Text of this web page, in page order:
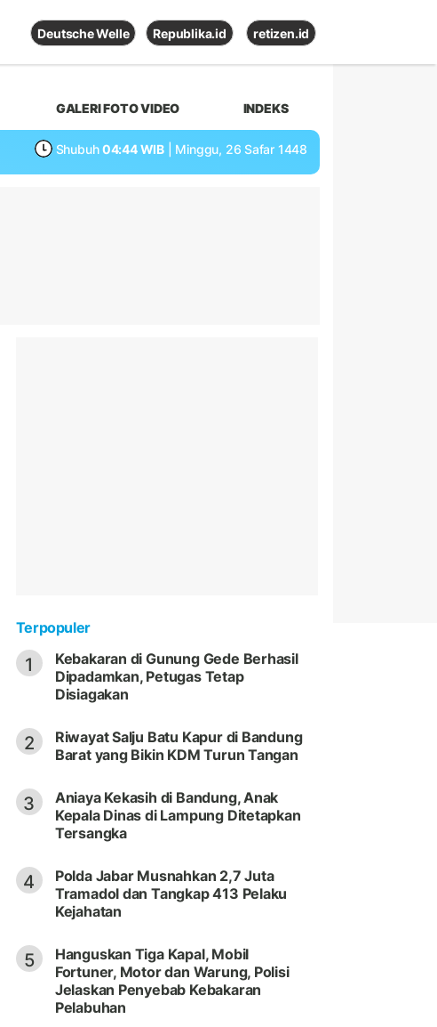
Deutsche Welle Republika.id retizen.id
GALERI FOTO VIDEO INDEKS
Shubuh 04:44 WIB | Minggu, 26 Safar 1448
Terpopuler
1
Kebakaran di Gunung Gede Berhasil
Dipadamkan, Petugas Tetap
Disiagakan
2
Riwayat Salju Batu Kapur di Bandung
Barat yang Bikin KDM Turun Tangan
3
Aniaya Kekasih di Bandung, Anak
Kepala Dinas di Lampung Ditetapkan
Tersangka
4
Polda Jabar Musnahkan 2,7 Juta
Tramadol dan Tangkap 413 Pelaku
Kejahatan
5
Hanguskan Tiga Kapal, Mobil
Fortuner, Motor dan Warung, Polisi
Jelaskan Penyebab Kebakaran
Pelabuhan